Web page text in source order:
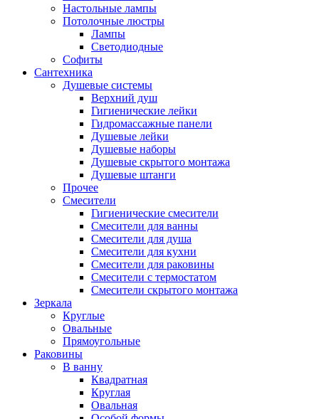
Настольные лампы
Потолочные люстры
Лампы
Светодиодные
Софиты
Сантехника
Душевые системы
Верхний душ
Гигиенические лейки
Гидромассажные панели
Душевые лейки
Душевые наборы
Душевые скрытого монтажа
Душевые штанги
Прочее
Смесители
Гигиенические смесители
Смесители для ванны
Смесители для душа
Смесители для кухни
Смесители для раковины
Смесители с термостатом
Смесители скрытого монтажа
Зеркала
Круглые
Овальные
Прямоугольные
Раковины
В ванну
Квадратная
Круглая
Овальная